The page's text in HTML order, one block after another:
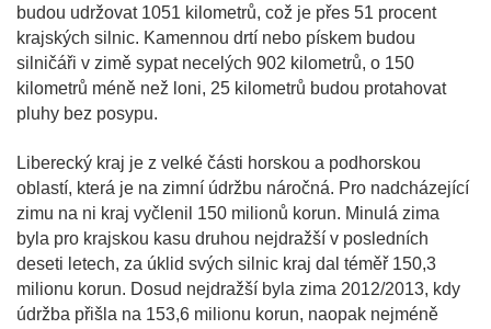
budou udržovat 1051 kilometrů, což je přes 51 procent
krajských silnic. Kamennou drtí nebo pískem budou
silničáři v zimě sypat necelých 902 kilometrů, o 150
kilometrů méně než loni, 25 kilometrů budou protahovat
pluhy bez posypu.
Liberecký kraj je z velké části horskou a podhorskou
oblastí, která je na zimní údržbu náročná. Pro nadcházející
zimu na ni kraj vyčlenil 150 milionů korun. Minulá zima
byla pro krajskou kasu druhou nejdražší v posledních
deseti letech, za úklid svých silnic kraj dal téměř 150,3
milionu korun. Dosud nejdražší byla zima 2012/2013, kdy
údržba přišla na 153,6 milionu korun, naopak nejméně